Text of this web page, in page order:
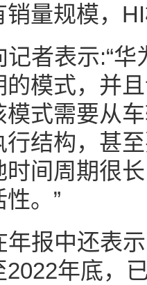
量规模，
者表示:“
的模式，并
式需要从
行结构，甚
间周期很
。”
年报中还表
年底，